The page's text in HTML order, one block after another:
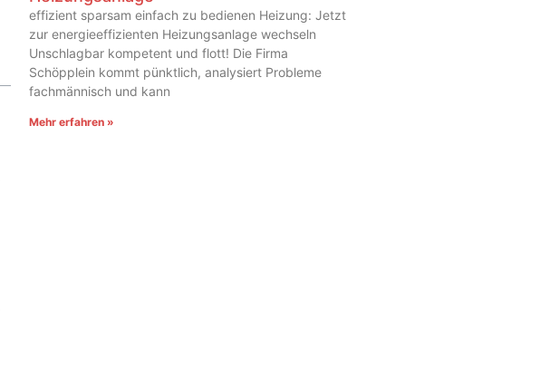
effizient sparsam einfach zu bedienen Heizung: Jetzt
zur energieeffizienten Heizungsanlage wechseln
Unschlagbar kompetent und flott! Die Firma
Schöpplein kommt pünktlich, analysiert Probleme
fachmännisch und kann
Mehr erfahren »